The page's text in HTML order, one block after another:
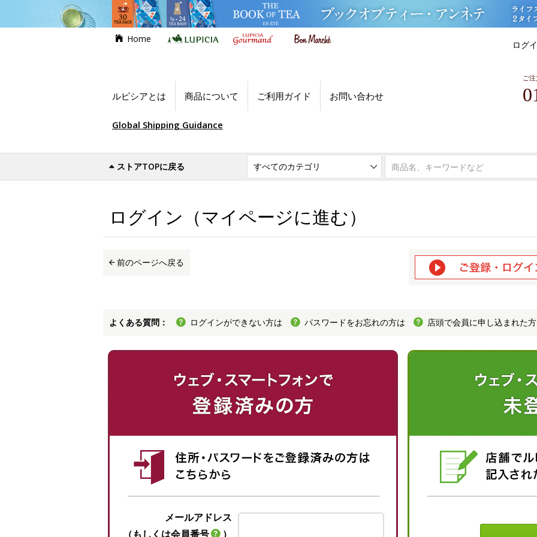
Home
ログ
ルピシアとは 商品について ご利用ガイド お問い合わせ
ご
Global Shipping Guidance
ストアTOPに戻る
世界のお茶専門店ルピシア ログイン（マイページに進む）
ログイン（マイページに進む）
前のページへ戻る
よくある質問： ログインができない方は パスワードをお忘れの方は 店頭で会員に申し込まれた
メールアドレス
（もしくは会員番号
）